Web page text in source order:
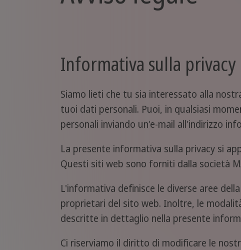
Informativa sulla privacy
Siamo lieti che tu sia interessato alla
tuoi dati personali. Puoi, in qualsiasi
personali inviando un'e-mail all'indirizzo
La presente informativa sulla privacy si
Questi siti web sono forniti dalla società
L'informativa definisce le diverse aree
proprietari del sito web. Inoltre, le
descritte in dettaglio nella presente
Ci riserviamo il diritto di modificare le